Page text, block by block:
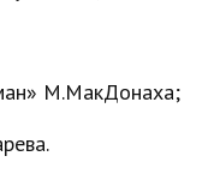
М.МакДонаха;